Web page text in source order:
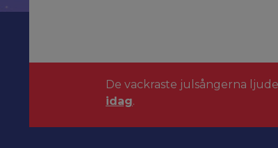
De vackraste julsångerna
idag.